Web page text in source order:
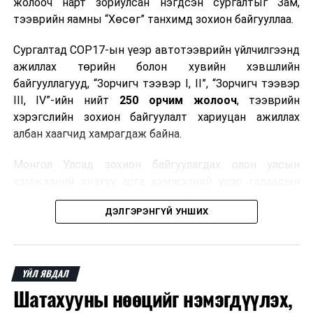
оруулах тухай хуулийн төсөл өргөн мэдүүлэв
жолооч нарт зориулсан нэгдсэн сургалтыг Зам,
тээврийн яамны “Хөсөг” танхимд зохион байгууллаа.
Сургалтад COP17-ын үеэр автотээврийн үйлчилгээнд
ажиллах төрийн болон хувийн хэвшлийн
байгууллагууд, “Зорчигч тээвэр I, II”, “Зорчигч тээвэр
III, IV”-ийн нийт 250 орчим жолооч, тээврийн
хэрэгслийн зохион байгуулалт хариуцан ажиллах
албан хаагчид хамрагдаж байна.
Монгол Улсад зохион байгуулагдах олон улсын
зочид, төлөөлөгчдөд аюулгүй, шуурхай, соёлтой,
мэргэжлийн түвшинд тээврийн үйлчилгээ үзүүлэх
зохион байгуулалтын онцлог, зочид, төлөөлөгчдийн
ангилал, үйлчилгээний стандарт, жолооч нарын үүрэг
ДЭЛГЭРЭНГҮЙ УНШИХ
ҮЙЛ ЯВДАЛ
Шатахууны нөөцийг нэмэгдүүлэх,